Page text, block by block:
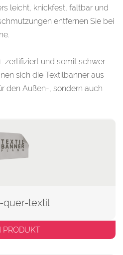
leicht, knickfest, faltbar und
entfernen Sie bei
zertifiziert und somit schwer
sich die Textilbanner aus
den Außen-, sondern auch
quer-textil
PRODUKT